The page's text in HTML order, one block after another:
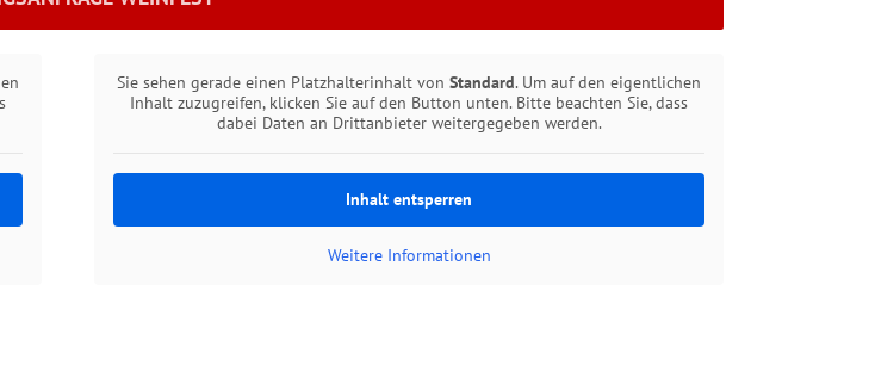
Sie sehen gerade einen Platzhalterinhalt von Standard. Um auf den eigentlichen
Inhalt zuzugreifen, klicken Sie auf den Button unten. Bitte beachten Sie, dass
dabei Daten an Drittanbieter weitergegeben werden.
Inhalt entsperren
Weitere Informationen